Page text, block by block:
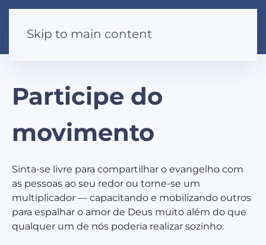
Skip to main content
Participe do
movimento
Sinta-se livre para compartilhar o evangelho com
as pessoas ao seu redor ou torne-se um
multiplicador — capacitando e mobilizando outros
para espalhar o amor de Deus muito além do que
qualquer um de nós poderia realizar sozinho.